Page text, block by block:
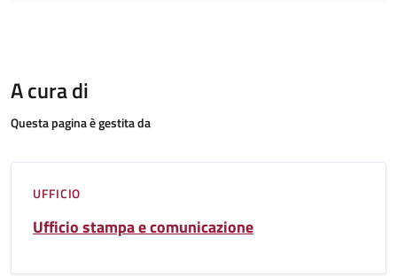
A cura di
Questa pagina è gestita da
UFFICIO
Ufficio stampa e comunicazione